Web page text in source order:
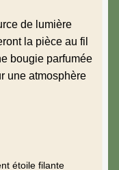
de lumière
la pièce au fil
bougie parfumée
une atmosphère
étoile filante